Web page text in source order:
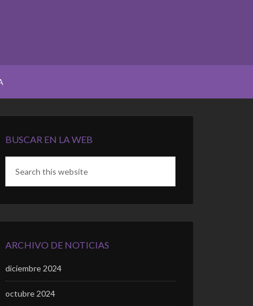
BUSCAR EN LA WEB
ARCHIVO DE NOTICIAS
diciembre 2024
octubre 2024